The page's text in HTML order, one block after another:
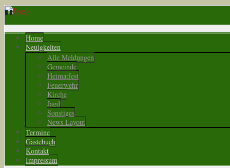
Home
Neuigkeiten
Alle Meldungen
Gemeinde
Heimatfest
Feuerwehr
Kirche
Jagd
Sonstiges
News Layout
Termine
Gästebuch
Kontakt
Impressum